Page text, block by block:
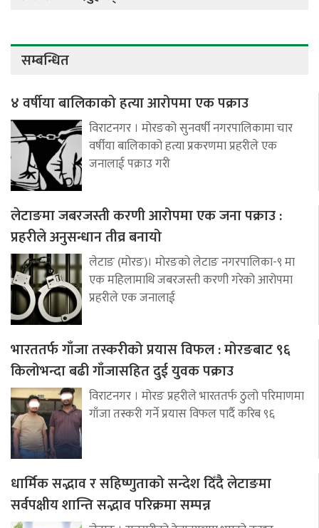
सम्बन्धित
४ वर्षीया बालिकाको हत्या आरोपमा एक पक्राउ
विराटनगर । मोरङको सुनवर्षी नगरपालिकामा चार
वर्षीया बालिकाको हत्या प्रकरणमा प्रहरीले एक
जनालाई पक्राउ गरी
लेटाङमा जबरजस्ती करणी आरोपमा एक जना पक्राउ :
प्रहरीले अनुसन्धान तीव्र बनायो
लेटाङ (मोरङ)। मोरङको लेटाङ नगरपालिका-९ मा
एक महिलामाथि जबरजस्ती करणी गरेको आरोपमा
प्रहरीले एक जनालाई
भारततर्फ गाँजा तस्करीको प्रयास विफल : मोरङबाट ९६
किलोभन्दा बढी गाँजासहित दुई युवक पक्राउ
विराटनगर । मोरङ प्रहरीले भारततर्फ ठुलो परिमाणमा
गाँजा तस्करी गर्ने प्रयास विफल पार्दै करिब ९६
धार्मिक सद्भाव र सहिष्णुताको सन्देश दिँदै लेटाङमा
सर्वपक्षीय शान्ति सद्भाव परिक्रमा सम्पन्न